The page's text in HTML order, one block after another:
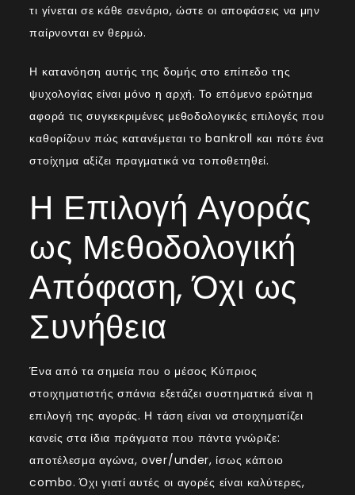
τι γίνεται σε κάθε σενάριο, ώστε οι αποφάσεις να μην
παίρνονται εν θερμώ.
Η κατανόηση αυτής της δομής στο επίπεδο της
ψυχολογίας είναι μόνο η αρχή. Το επόμενο ερώτημα
αφορά τις συγκεκριμένες μεθοδολογικές επιλογές που
καθορίζουν πώς κατανέμεται το bankroll και πότε ένα
στοίχημα αξίζει πραγματικά να τοποθετηθεί.
Η Επιλογή Αγοράς
ως Μεθοδολογική
Απόφαση, Όχι ως
Συνήθεια
Ένα από τα σημεία που ο μέσος Κύπριος
στοιχηματιστής σπάνια εξετάζει συστηματικά είναι η
επιλογή της αγοράς. Η τάση είναι να στοιχηματίζει
κανείς στα ίδια πράγματα που πάντα γνώριζε:
αποτέλεσμα αγώνα, over/under, ίσως κάποιο
combo. Όχι γιατί αυτές οι αγορές είναι καλύτερες,